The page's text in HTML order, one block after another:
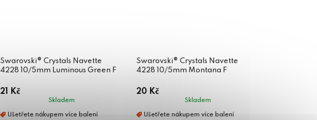
Swarovski® Crystals Navette
4228 10/5mm Luminous Green F
21 Kč
Skladem
Swarovski® Crystals Navette
4228 10/5mm Montana F
20 Kč
Skladem